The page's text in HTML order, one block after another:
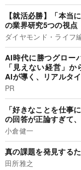
【就活必勝】「本当
の業界研究5つの視点
ダイヤモンド・ライフ
AI時代に勝つグロー
「見えない経営」
AIが導く、リアルタ
PR
「好きなことを仕事
の回答が正論すぎて
小倉健一
真の課題を発見する
田所雅之